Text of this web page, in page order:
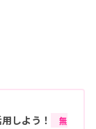
しよう！
無